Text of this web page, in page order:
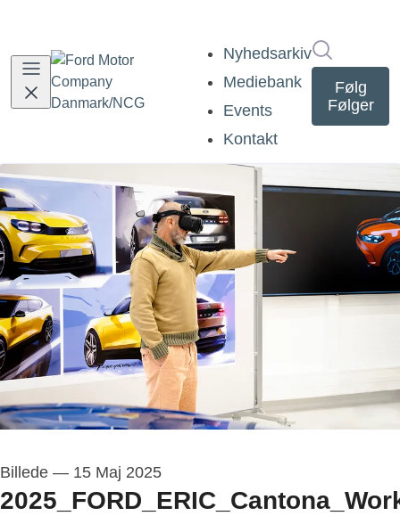
Nyhedsarkiv
Mediebank
Events
Kontakt
Følg
Følger
Billede — 15 Maj 2025